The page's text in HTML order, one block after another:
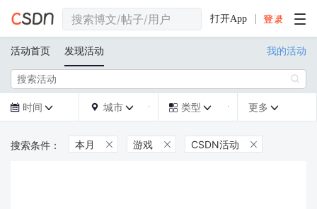
打开App
活动首页 发现活动 我的活动

 时间   城市   类型  更多 
本月  游戏  CSDN活动 